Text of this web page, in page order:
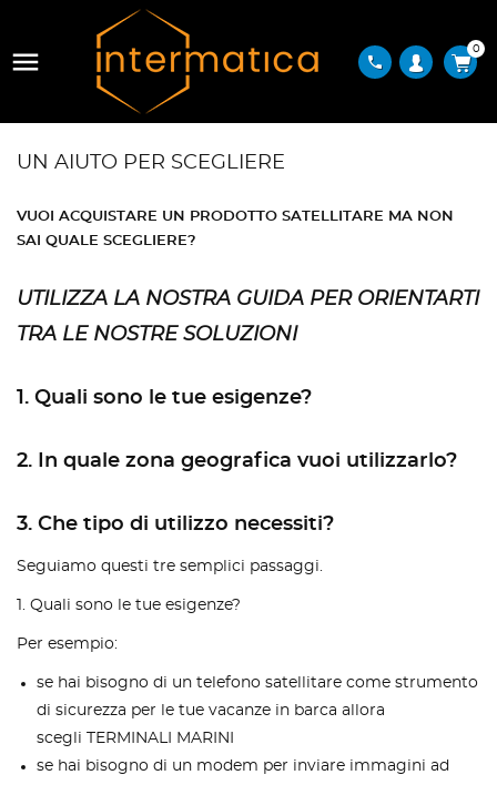
 phone
0
UN AIUTO PER SCEGLIERE
VUOI ACQUISTARE UN PRODOTTO SATELLITARE MA NON
SAI QUALE SCEGLIERE?
UTILIZZA LA NOSTRA GUIDA PER ORIENTARTI
TRA LE NOSTRE SOLUZIONI
1. Quali sono le tue esigenze?
2. In quale zona geografica vuoi utilizzarlo?
3. Che tipo di utilizzo necessiti?
Seguiamo questi tre semplici passaggi.
1. Quali sono le tue esigenze?
Per esempio:
se hai bisogno di un telefono satellitare come strumento
di sicurezza per le tue vacanze in barca allora
scegli TERMINALI MARINI
se hai bisogno di un modem per inviare immagini ad